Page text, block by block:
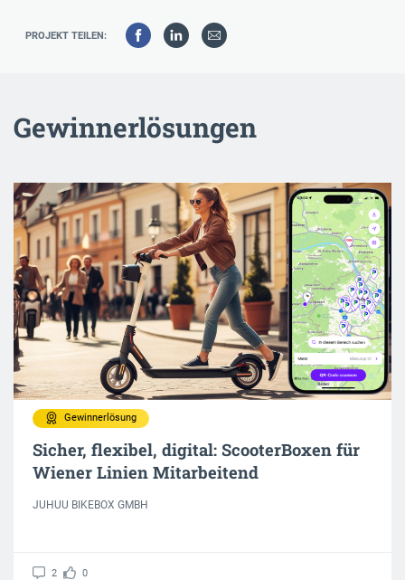
PROJEKT TEILEN:
Gewinnerlösungen
Gewinnerlösung
Sicher, flexibel, digital: ScooterBoxen für
Wiener Linien Mitarbeitend
JUHUU BIKEBOX GMBH
2 0